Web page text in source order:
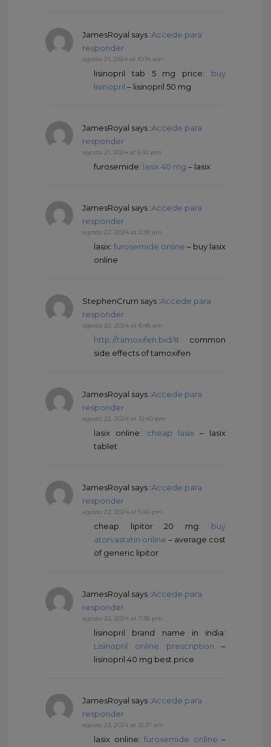
JamesRoyal says :Accede para
responder
agosto 21, 2024 at 10:14 am
lisinopril tab 5 mg price: buy
lisinopril – lisinopril 50 mg
JamesRoyal says :Accede para
responder
agosto 21, 2024 at 6:30 pm
furosemide: lasix 40 mg – lasix
JamesRoyal says :Accede para
responder
agosto 22, 2024 at 2:38 am
lasix: furosemide online – buy lasix
online
StephenCrurn says :Accede para
responder
agosto 22, 2024 at 6:48 am
http://tamoxifen.bid/# common
side effects of tamoxifen
JamesRoyal says :Accede para
responder
agosto 22, 2024 at 12:40 pm
lasix online: cheap lasix – lasix
tablet
JamesRoyal says :Accede para
responder
agosto 22, 2024 at 5:45 pm
cheap lipitor 20 mg: buy
atorvastatin online – average cost
of generic lipitor
JamesRoyal says :Accede para
responder
agosto 22, 2024 at 7:36 pm
lisinopril brand name in india:
Lisinopril online prescription –
lisinopril 40 mg best price
JamesRoyal says :Accede para
responder
agosto 23, 2024 at 12:37 am
lasix online: furosemide online –